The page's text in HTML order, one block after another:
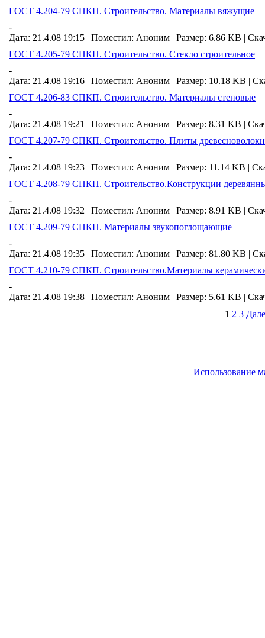
ГОСТ 4.204-79 СПКП. Строительство. Материалы вяжущие
-
Дата: 21.4.08 19:15 | Поместил: Аноним | Размер: 6.86 KB |
ГОСТ 4.205-79 СПКП. Строительство. Стекло строительное
-
Дата: 21.4.08 19:16 | Поместил: Аноним | Размер: 10.18 KB |
ГОСТ 4.206-83 СПКП. Строительство. Материалы стеновые
-
Дата: 21.4.08 19:21 | Поместил: Аноним | Размер: 8.31 KB |
ГОСТ 4.207-79 СПКП. Строительство. Плиты древесноволокн
-
Дата: 21.4.08 19:23 | Поместил: Аноним | Размер: 11.14 KB |
ГОСТ 4.208-79 СПКП. Строительство.Конструкции
-
Дата: 21.4.08 19:32 | Поместил: Аноним | Размер: 8.91 KB |
ГОСТ 4.209-79 СПКП. Материалы звукопоглощающие
-
Дата: 21.4.08 19:35 | Поместил: Аноним | Размер: 81.80 KB |
ГОСТ 4.210-79 СПКП. Строительство.Материалы
-
Дата: 21.4.08 19:38 | Поместил: Аноним | Размер: 5.61 KB |
1 2 3
Использование